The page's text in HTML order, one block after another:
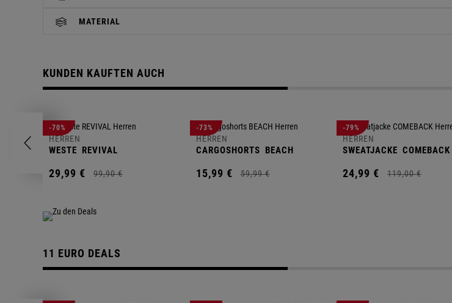
MATERIAL
KUNDEN KAUFTEN AUCH
-70%
HERREN
WESTE REVIVAL
29,99 € 99,90 €
-73%
HERREN
CARGOSHORTS BEACH
15,99 € 59,99 €
-79%
HERREN
SWEATJACKE COMEBACK
24,99 € 119,00 €
11 EURO DEALS